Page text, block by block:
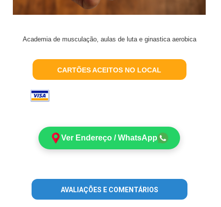
Academia de musculação, aulas de luta e ginastica aerobica
CARTÕES ACEITOS NO LOCAL
Ver Endereço / WhatsApp
AVALIAÇÕES E COMENTÁRIOS